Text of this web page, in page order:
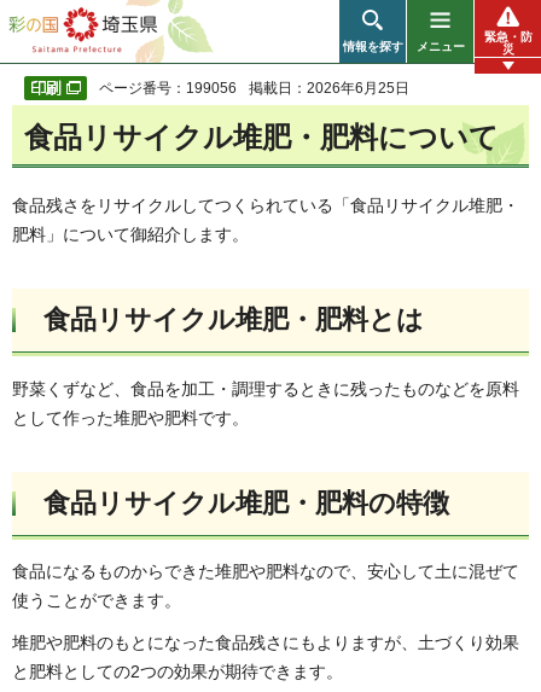
彩の国 埼玉県
情報を探す メニュー
緊急・防
災
ページ番号：199056 掲載日：2026年6月25日
食品リサイクル堆肥・肥料について
食品残さをリサイクルしてつくられている「食品リサイクル堆肥・
肥料」について御紹介します。
食品リサイクル堆肥・肥料とは
野菜くずなど、食品を加工・調理するときに残ったものなどを原料
として作った堆肥や肥料です。
食品リサイクル堆肥・肥料の特徴
食品になるものからできた堆肥や肥料なので、安心して土に混ぜて
使うことができます。
堆肥や肥料のもとになった食品残さにもよりますが、土づくり効果
と肥料としての2つの効果が期待できます。